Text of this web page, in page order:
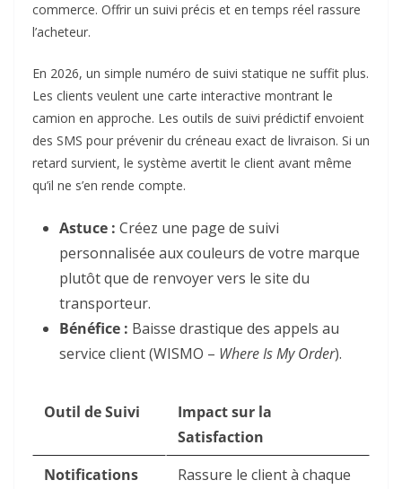
commerce. Offrir un suivi précis et en temps réel rassure
l’acheteur.
En 2026, un simple numéro de suivi statique ne suffit plus.
Les clients veulent une carte interactive montrant le
camion en approche. Les outils de suivi prédictif envoient
des SMS pour prévenir du créneau exact de livraison. Si un
retard survient, le système avertit le client avant même
qu’il ne s’en rende compte.
Astuce : Créez une page de suivi
personnalisée aux couleurs de votre marque
plutôt que de renvoyer vers le site du
transporteur.
Bénéfice : Baisse drastique des appels au
service client (WISMO – Where Is My Order).
Outil de Suivi
Impact sur la
Satisfaction
Notifications
Rassure le client à chaque